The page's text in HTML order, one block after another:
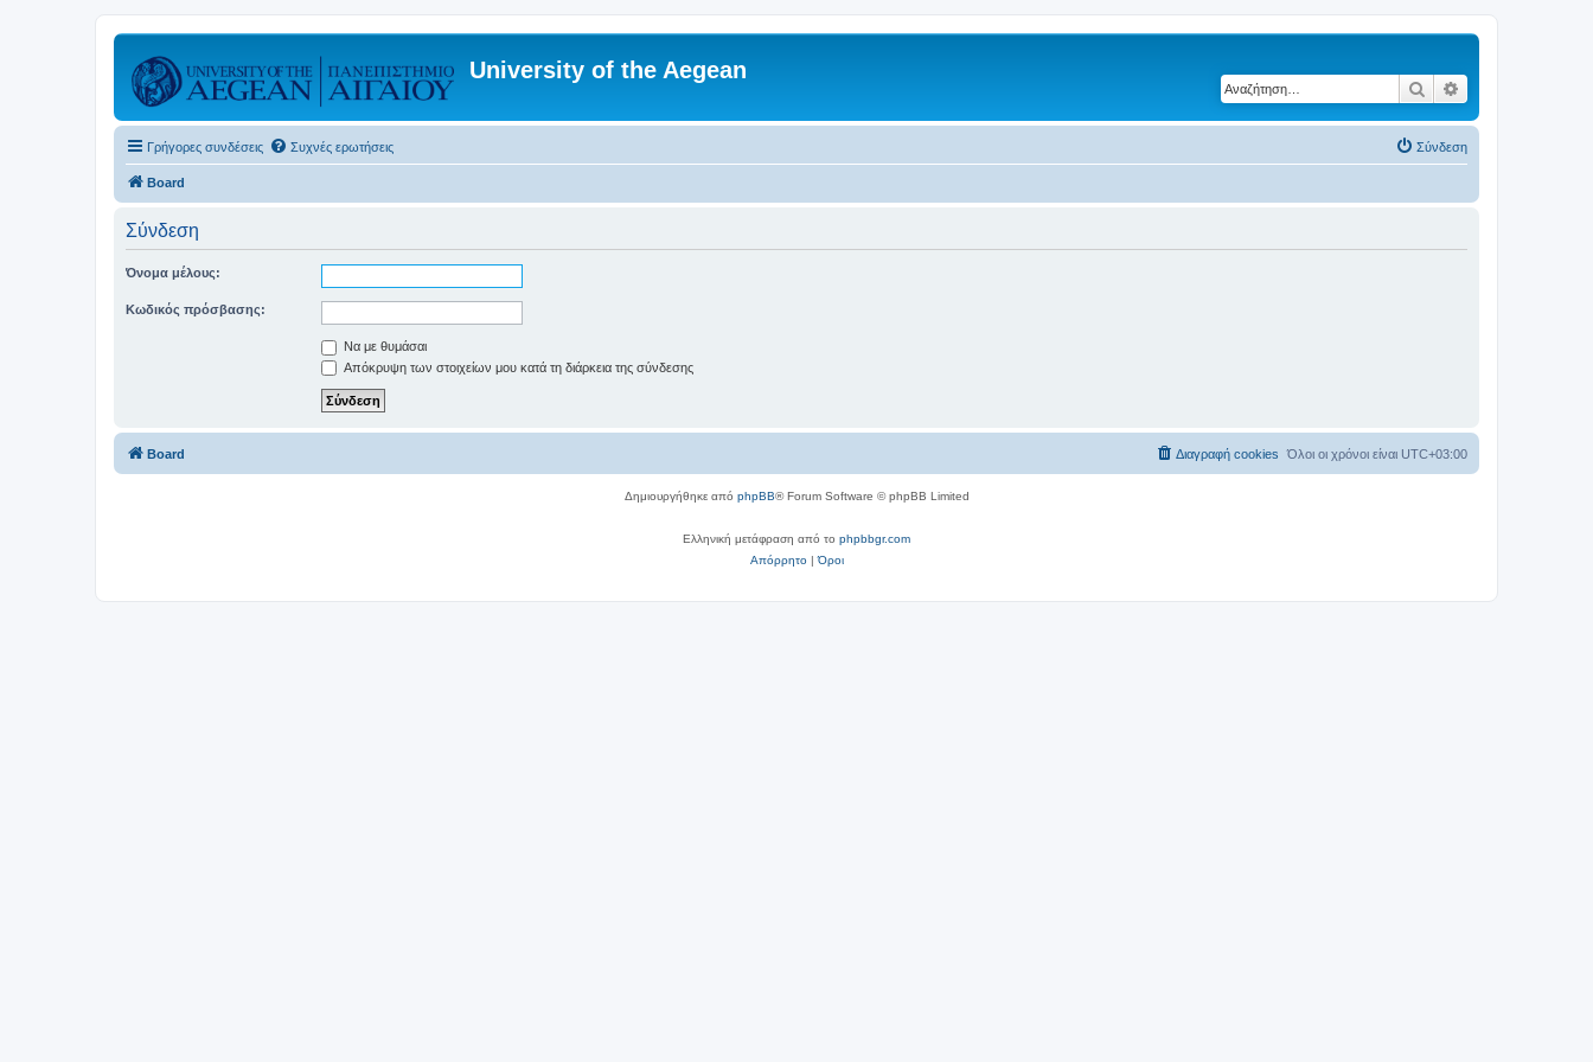
University of the Aegean
Αναζήτηση
Γρήγορες συνδέσεις Συχνές ερωτήσεις Σύνδεση
Board
Σύνδεση
Όνομα μέλους:
Κωδικός πρόσβασης:
Να με θυμάσαι
Απόκρυψη των στοιχείων μου κατά τη διάρκεια της σύνδεσης
Board Όλοι οι χρόνοι είναι UTC+03:00
Διαγραφή cookies
Δημιουργήθηκε από phpBB® Forum Software © phpBB Limited
Ελληνική μετάφραση από το phpbbgr.com
Απόρρητο|Όροι